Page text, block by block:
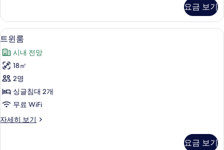
세
히
보
요금 보기
트
윈
룸
사
진
모
보
저자극성 침구, 책상, 암막 커튼, 다리
2
트윈룸
시내 전망
18㎡
2명
싱글침대 2개
무료 WiFi
자세히 보기
트
요금 보기